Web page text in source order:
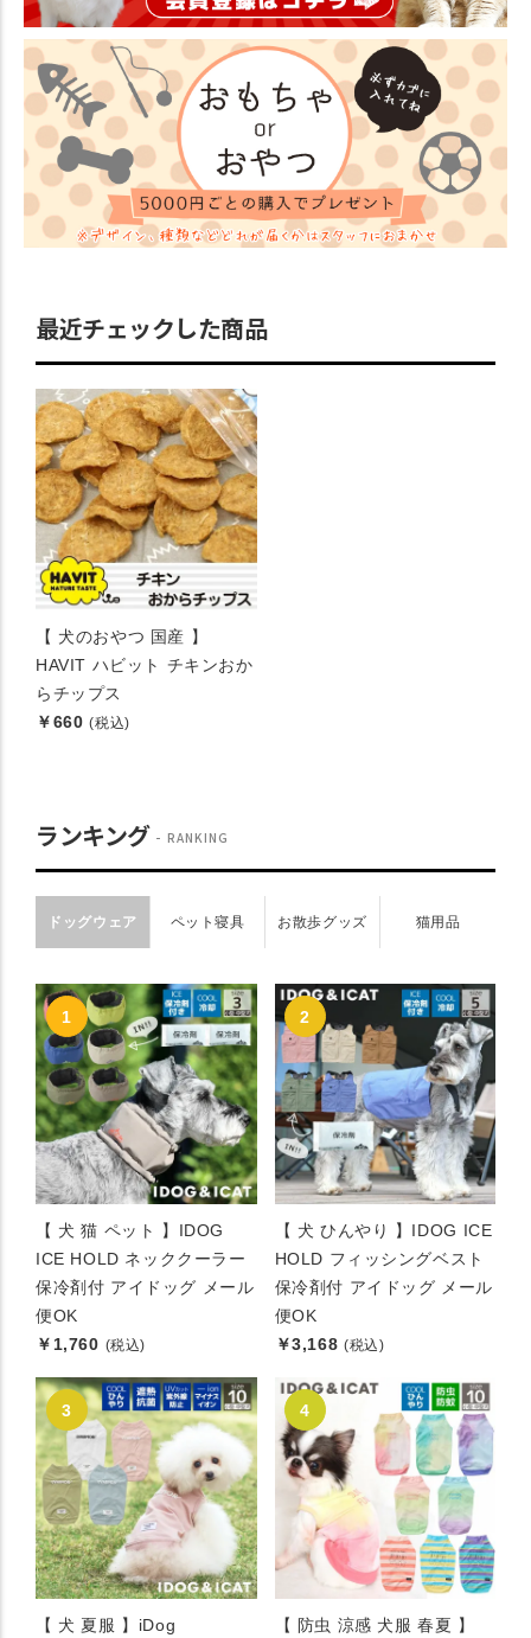
最近チェックした商品
【 犬のおやつ 国産 】
HAVIT ハビット チキンおか
らチップス
￥660 (税込)
ランキング RANKING
ドッグウェア ペット寝具 お散歩グッズ 猫用品
【 犬 猫 ペット 】IDOG
ICE HOLD ネッククーラー
保冷剤付 アイドッグ メール
便OK
￥1,760 (税込)
【 犬 ひんやり 】IDOG ICE
HOLD フィッシングベスト
保冷剤付 アイドッグ メール
便OK
￥3,168 (税込)
【 犬 夏服 】iDog
【 防虫 涼感 犬服 春夏 】